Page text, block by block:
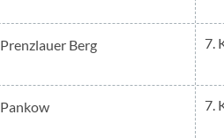
Prenzlauer Berg 7.
Pankow 7.